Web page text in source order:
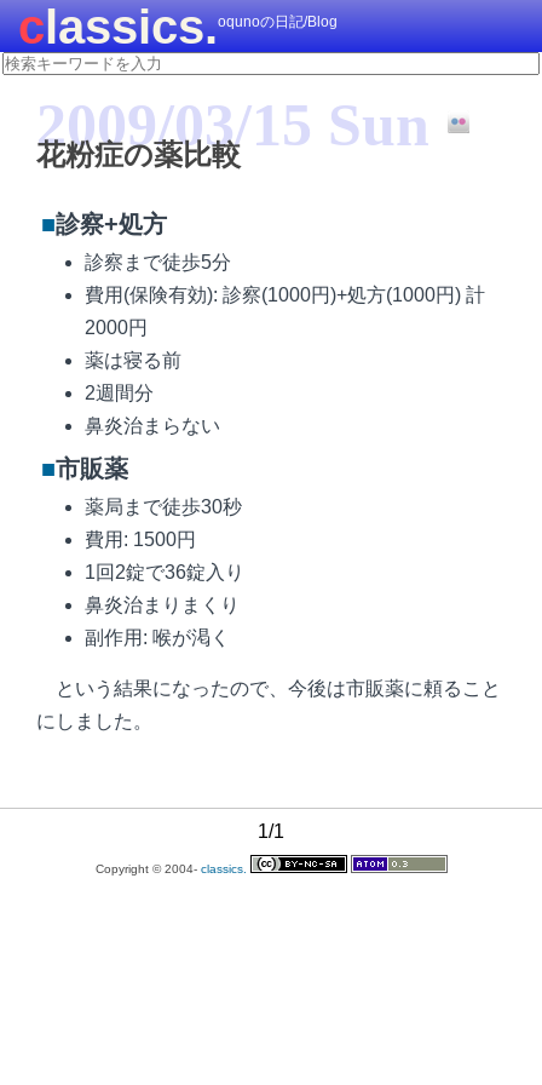
classics.oqunoの日記/Blog
2009/03/15 Sun
花粉症の薬比較
■診察+処方
診察まで徒歩5分
費用(保険有効): 診察(1000円)+処方(1000円) 計
2000円
薬は寝る前
2週間分
鼻炎治まらない
■市販薬
薬局まで徒歩30秒
費用: 1500円
1回2錠で36錠入り
鼻炎治まりまくり
副作用: 喉が渇く
という結果になったので、今後は市販薬に頼ること
にしました。
1/1
Copyright © 2004- classics.